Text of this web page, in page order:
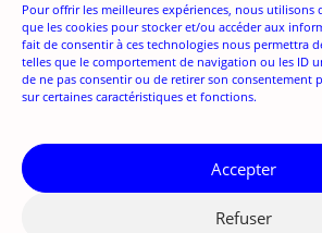
Pour offrir les meilleures expériences, nous utilisons
que les cookies pour stocker et/ou accéder aux
fait de consentir à ces technologies nous permettra
telles que le comportement de navigation ou les ID
de ne pas consentir ou de retirer son consentement
sur certaines caractéristiques et fonctions.
Accepter
Refuser